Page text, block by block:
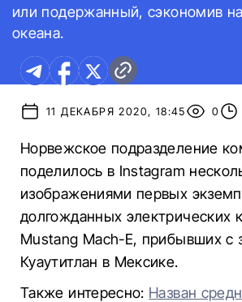
или подержанный, сэкономив на
океана.
11 ДЕКАБРЯ 2020, 18:45 0
Норвежское подразделение
поделилось в Instagram
изображениями первых
долгожданных электрических
Mustang Mach-E, прибывших с
Куаутитлан в Мексике.
Также интересно: Назван